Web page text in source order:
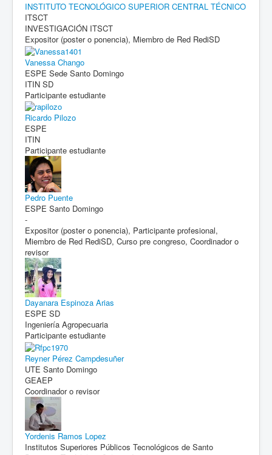
INSTITUTO TECNOLÓGICO SUPERIOR CENTRAL TÉCNICO
ITSCT
INVESTIGACIÓN ITSCT
Expositor (poster o ponencia), Miembro de Red RediSD
Vanessa Chango
ESPE Sede Santo Domingo
ITIN SD
Participante estudiante
Ricardo Pilozo
ESPE
ITIN
Participante estudiante
Pedro Puente
ESPE Santo Domingo
-
Expositor (poster o ponencia), Participante profesional,
Miembro de Red RediSD, Curso pre congreso, Coordinador o
revisor
Dayanara Espinoza Arias
ESPE SD
Ingeniería Agropecuaria
Participante estudiante
Reyner Pérez Campdesuñer
UTE Santo Domingo
GEAEP
Coordinador o revisor
Yordenis Ramos Lopez
Institutos Superiores Públicos Tecnológicos de Santo